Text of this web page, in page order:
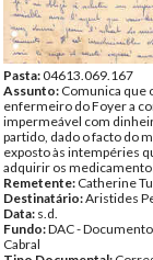
Pasta:04613.069.167
Assunto: Comunica que
enfermeiro do Foyer a
impermeável com
partido, dado o facto do
exposto às intempéries
adquirir os
Remetente: Catherine
Destinatário:Aristides
Data: s.d.
Fundo:DAC -
Cabral